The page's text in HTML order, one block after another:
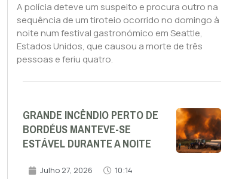
A polícia deteve um suspeito e procura outro na
sequência de um tiroteio ocorrido no domingo à
noite num festival gastronómico em Seattle,
Estados Unidos, que causou a morte de três
pessoas e feriu quatro.
GRANDE INCÊNDIO PERTO DE
BORDÉUS MANTEVE-SE
ESTÁVEL DURANTE A NOITE
Julho 27, 2026 10:14